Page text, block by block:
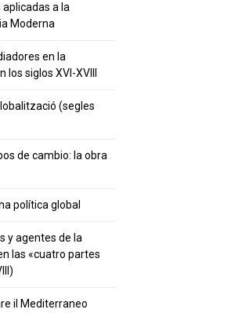
a la
Moderna
en la
siglos XVI-XVIII
(segles
de cambio: la obra
política global
y agentes de la
las «cuatro partes
il Mediterraneo